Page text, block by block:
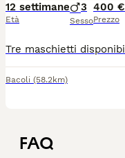
12 settimane
Età
3
Sesso
400 €
Prezzo
Bacoli (58.2km)
FAQ